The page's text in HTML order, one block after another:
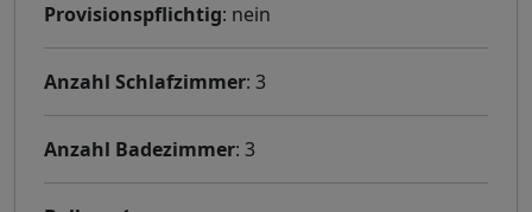
Provisionspflichtig: nein
Anzahl Schlafzimmer: 3
Anzahl Badezimmer: 3